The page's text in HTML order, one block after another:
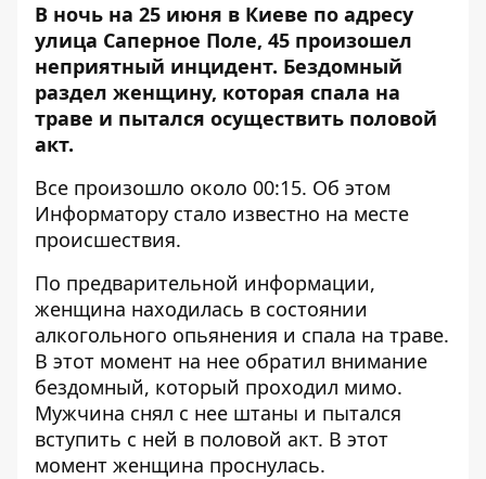
В ночь на 25 июня в Киеве по адресу
улица Саперное Поле, 45 произошел
неприятный инцидент. Бездомный
раздел женщину, которая спала на
траве и пытался осуществить половой
акт.
Все произошло около 00:15. Об этом
Информатору стало известно на месте
происшествия.
По предварительной информации,
женщина находилась в состоянии
алкогольного опьянения и спала на траве.
В этот момент на нее обратил внимание
бездомный, который проходил мимо.
Мужчина снял с нее штаны и пытался
вступить с ней в половой акт. В этот
момент женщина проснулась.